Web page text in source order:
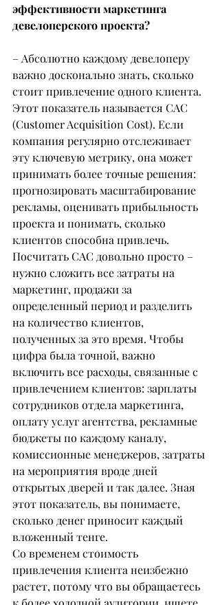
эффективности маркетинга
девелоперского проекта?
– Абсолютно каждому девелоперу
важно досконально знать, сколько
стоит привлечение одного клиента.
Этот показатель называется CAC
(Customer Acquisition Cost). Если
компания регулярно отслеживает
эту ключевую метрику, она может
принимать более точные решения:
прогнозировать масштабирование
рекламы, оценивать прибыльность
проекта и понимать, сколько
клиентов способна привлечь.
Посчитать CAC довольно просто –
нужно сложить все затраты на
маркетинг, продажи за
определенный период и разделить
на количество клиентов,
полученных за это время. Чтобы
цифра была точной, важно
включить все расходы, связанные с
привлечением клиентов: зарплаты
сотрудников отдела маркетинга,
оплату услуг агентства, рекламные
бюджеты по каждому каналу,
комиссионные менеджеров, затраты
на мероприятия вроде дней
открытых дверей и так далее. Зная
этот показатель, вы понимаете,
сколько денег приносит каждый
вложенный тенге.
Со временем стоимость
привлечения клиента неизбежно
растет, потому что вы обращаетесь